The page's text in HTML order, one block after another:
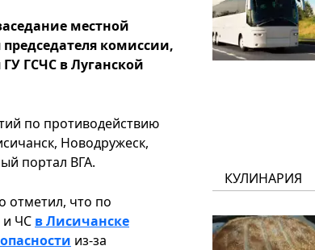
местной
комиссии,
ГСЧС в Луганской
по противодействию
Новодружеск,
портал ВГА.
отметил, что по
и ЧС в Лисичанске
из-за
КУЛИНАРИЯ